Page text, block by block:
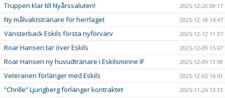
Truppen klar till Nyårssaluten! 2025-12-20 09:17
Ny målvaktstränare för herrlaget 2025-12-18 14:47
Vänsterback Eskils första nyförvärv 2025-12-12 11:37
Roar Hansen tar över Eskils 2025-12-09 15:47
Roar Hansen ny huvudtränare i Eskilsminne IF 2025-12-09 11:59
Veteranen förlänger med Eskils 2025-12-02 16:41
”Chrille” Ljungberg förlänger kontraktet 2025-11-26 13:13